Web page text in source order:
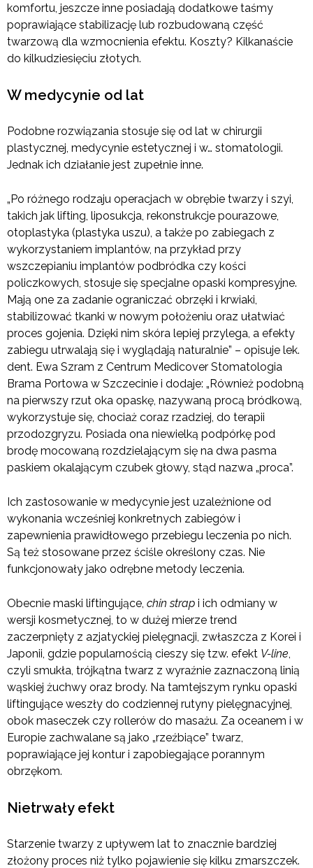
komfortu, jeszcze inne posiadają dodatkowe taśmy
poprawiające stabilizację lub rozbudowaną część
twarzową dla wzmocnienia efektu. Koszty? Kilkanaście
do kilkudziesięciu złotych.
W medycynie od lat
Podobne rozwiązania stosuje się od lat w chirurgii
plastycznej, medycynie estetycznej i w… stomatologii.
Jednak ich działanie jest zupełnie inne.
„Po różnego rodzaju operacjach w obrębie twarzy i szyi,
takich jak lifting, liposukcja, rekonstrukcje pourazowe,
otoplastyka (plastyka uszu), a także po zabiegach z
wykorzystaniem implantów, na przykład przy
wszczepianiu implantów podbródka czy kości
policzkowych, stosuje się specjalne opaski kompresyjne.
Mają one za zadanie ograniczać obrzęki i krwiaki,
stabilizować tkanki w nowym położeniu oraz ułatwiać
proces gojenia. Dzięki nim skóra lepiej przylega, a efekty
zabiegu utrwalają się i wyglądają naturalnie” – opisuje lek.
dent. Ewa Szram z Centrum Medicover Stomatologia
Brama Portowa w Szczecinie i dodaje: „Również podobną
na pierwszy rzut oka opaskę, nazywaną procą bródkową,
wykorzystuje się, chociaż coraz rzadziej, do terapii
przodozgryzu. Posiada ona niewielką podpórkę pod
brodę mocowaną rozdzielającym się na dwa pasma
paskiem okalającym czubek głowy, stąd nazwa „proca”.
Ich zastosowanie w medycynie jest uzależnione od
wykonania wcześniej konkretnych zabiegów i
zapewnienia prawidłowego przebiegu leczenia po nich.
Są też stosowane przez ściśle określony czas. Nie
funkcjonowały jako odrębne metody leczenia.
Obecnie maski liftingujące, chin strap i ich odmiany w
wersji kosmetycznej, to w dużej mierze trend
zaczerpnięty z azjatyckiej pielęgnacji, zwłaszcza z Korei i
Japonii, gdzie popularnością cieszy się tzw. efekt V-line,
czyli smukła, trójkątna twarz z wyraźnie zaznaczoną linią
wąskiej żuchwy oraz brody. Na tamtejszym rynku opaski
liftingujące weszły do codziennej rutyny pielęgnacyjnej,
obok maseczek czy rollerów do masażu. Za oceanem i w
Europie zachwalane są jako „rzeźbiące” twarz,
poprawiające jej kontur i zapobiegające porannym
obrzękom.
Nietrwały efekt
Starzenie twarzy z upływem lat to znacznie bardziej
złożony proces niż tylko pojawienie się kilku zmarszczek.